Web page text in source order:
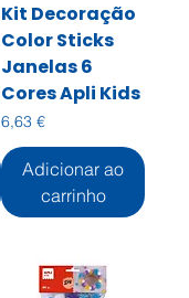
Kit Decoração
Color Sticks
Janelas 6
Cores Apli Kids
Preço
6,63 €
Adicionar ao
carrinho